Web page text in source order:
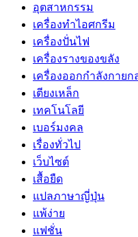
อุตสาหกรรม
เครื่องทำไอศกรีม
เครื่องปั่นไฟ
เครื่องรางของขลัง
เครื่องออกกำลังกายก
เตียงเหล็ก
เทคโนโลยี
เบอร์มงคล
เรื่องทั่วไป
เว็บไซต์
เสื้อยืด
แปลภาษาญี่ปุ่น
แพ้ง่าย
แฟชั่น